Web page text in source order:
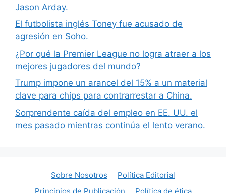
Jason Arday.
El futbolista inglés Toney fue acusado de
agresión en Soho.
¿Por qué la Premier League no logra atraer a los
mejores jugadores del mundo?
Trump impone un arancel del 15% a un material
clave para chips para contrarrestar a China.
Sorprendente caída del empleo en EE. UU. el
mes pasado mientras continúa el lento verano.
Sobre Nosotros
Política Editorial
Principios de Publicación
Política de ética